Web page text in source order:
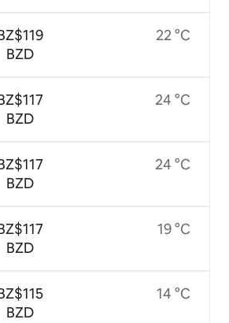
BZD
BZD
BZD
BZD
BZD
22 °C
24 °C
24 °C
19 °C
14 °C